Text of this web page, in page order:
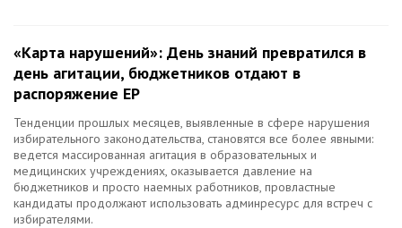
«Карта нарушений»: День знаний превратился в
день агитации, бюджетников отдают в
распоряжение ЕР
Тенденции прошлых месяцев, выявленные в сфере нарушения
избирательного законодательства, становятся все более явными:
ведется массированная агитация в образовательных и
медицинских учреждениях, оказывается давление на
бюджетников и просто наемных работников, провластные
кандидаты продолжают использовать админресурс для встреч с
избирателями.